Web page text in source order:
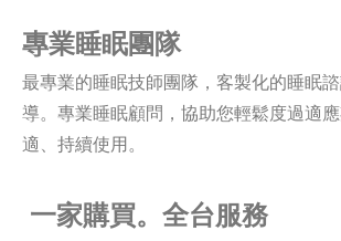
專業睡眠團隊
最專業的睡眠技師團隊，客製化的睡眠
導。專業睡眠顧問，協助您輕鬆度過適
適、持續使用。
一家購買。全台服務